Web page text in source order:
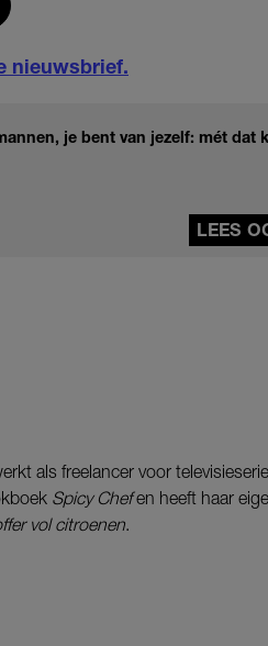
nieuwsbrief.
je bent van jezelf: mét dat
LEES
als freelancer voor
Spicy Chefen heeft haar
vol citroenen